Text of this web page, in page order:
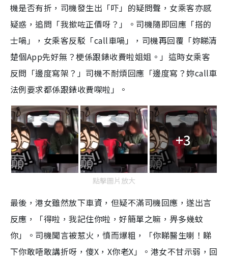
機是否有折，司機發生出「吓」的疑問聲，女乘客亦感
疑惑，追問「我撳咗正價呀？」。司機隨即回應「搭的
士喎」，女乘客反駁「call車喎」，司機再回覆「妳睇清
楚個App先好無？梗係跟錶收費啦姐姐。」這時女乘客
反問「邊度寫架？」司機不耐煩回應「邊度寫？妳call車
法例要求都係跟錶收費㗎啦」。
+3
點擊圖片放大
最後，港女雖然放下車資，但疑不滿司機回應，遂出言
反應，「得啦，我記住你啦，好簡單之嘛，畀多幾蚊
你」。司機聞言被惹火，憤而爆粗，「你睇醫生喇！睇
下你敢唔敢講折呀，傻X，X你老X」。港女不甘示弱，回